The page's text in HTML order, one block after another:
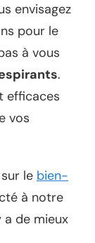
envisagez
pour le
à vous
.
efficaces
vos
le bien-
à notre
a de mieux